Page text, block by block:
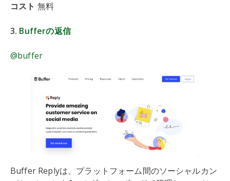
コスト 無料
3. Bufferの返信
@buffer
Buffer Replyは、プラットフォーム間のソーシャルカン